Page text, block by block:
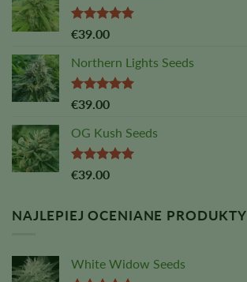
Ocena:
€39.00
Northern Lights Seeds
Oceniono
5
€39.00
OG Kush Seeds
Oceniono
€39.00
NAJLEPIEJ OCENIANE PRODUKTY
White Widow Seeds